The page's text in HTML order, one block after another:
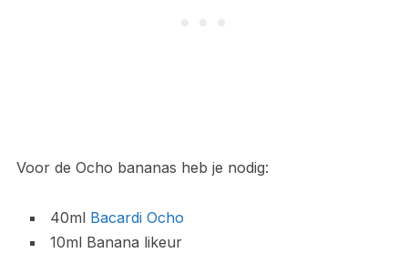
Voor de Ocho bananas heb je nodig:
40ml Bacardi Ocho
10ml Banana likeur